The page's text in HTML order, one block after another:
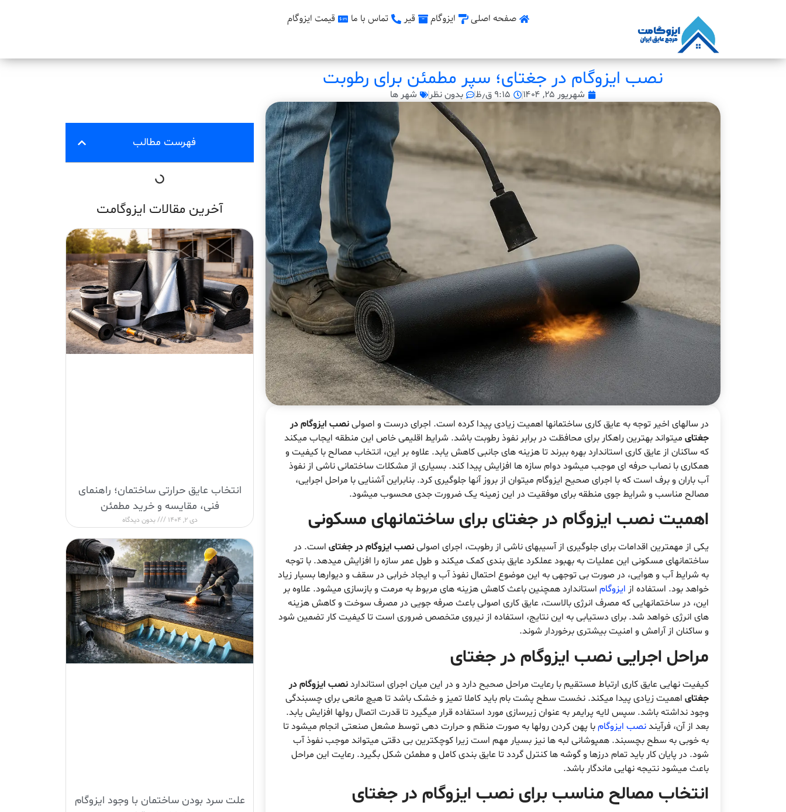
صفحه اصلی ایزوگام قیر تماس با ما قیمت ایزوگام
نصب ایزوگام در جغتای؛ سپر مطمئن برای رطوبت
شهریور ۲۵, ۱۴۰۴ ۹:۱۵ ق٫ظ بدون نظر شهر ها
در سالهای اخیر توجه به عایق کاری ساختمانها اهمیت زیادی پیدا کرده است. اجرای درست و اصولینصب ایزوگام در
جغتای میتواند بهترین راهکار برای محافظت در برابر نفوذ رطوبت باشد. شرایط اقلیمی خاص این منطقه ایجاب میکند
که ساکنان از عایق کاری استاندارد بهره ببرند تا هزینه های جانبی کاهش یابد. علاوه بر این، انتخاب مصالح با کیفیت و
همکاری با نصاب حرفه ای موجب میشود دوام سازه ها افزایش پیدا کند. بسیاری از مشکلات ساختمانی ناشی از نفوذ
آب باران و برف است که با اجرای صحیح ایزوگام میتوان از بروز آنها جلوگیری کرد. بنابراین آشنایی با مراحل اجرایی،
مصالح مناسب و شرایط جوی منطقه برای موفقیت در این زمینه یک ضرورت جدی محسوب میشود.
اهمیت نصب ایزوگام در جغتای برای ساختمانهای مسکونی
یکی از مهمترین اقدامات برای جلوگیری از آسیبهای ناشی از رطوبت، اجرای اصولینصب ایزوگام در جغتای است. در
ساختمانهای مسکونی این عملیات به بهبود عملکرد عایق بندی کمک میکند و طول عمر سازه را افزایش میدهد. با توجه
به شرایط آب و هوایی، در صورت بی توجهی به این موضوع احتمال نفوذ آب و ایجاد خرابی در سقف و دیوارها بسیار زیاد
خواهد بود. استفاده از ایزوگام استاندارد همچنین باعث کاهش هزینه های مربوط به مرمت و بازسازی میشود. علاوه بر
این، در ساختمانهایی که مصرف انرژی بالاست، عایق کاری اصولی باعث صرفه جویی در مصرف سوخت و کاهش هزینه
های انرژی خواهد شد. برای دستیابی به این نتایج، استفاده از نیروی متخصص ضروری است تا کیفیت کار تضمین شود
و ساکنان از آرامش و امنیت بیشتری برخوردار شوند.
مراحل اجرایی نصب ایزوگام در جغتای
کیفیت نهایی عایق کاری ارتباط مستقیم با رعایت مراحل صحیح دارد و در این میان اجرای استانداردنصب ایزوگام در
جغتای اهمیت زیادی پیدا میکند. نخست سطح پشت بام باید کاملا تمیز و خشک باشد تا هیچ مانعی برای چسبندگی
وجود نداشته باشد. سپس لایه پرایمر به عنوان زیرسازی مورد استفاده قرار میگیرد تا قدرت اتصال رولها افزایش یابد.
بعد از آن، فرآیندنصب ایزوگامبا پهن کردن رولها به صورت منظم و حرارت دهی توسط مشعل صنعتی انجام میشود تا
به خوبی به سطح بچسبند. همپوشانی لبه ها نیز بسیار مهم است زیرا کوچکترین بی دقتی میتواند موجب نفوذ آب
شود. در پایان کار باید تمام درزها و گوشه ها کنترل گردد تا عایق بندی کامل و مطمئن شکل بگیرد. رعایت این مراحل
باعث میشود نتیجه نهایی ماندگار باشد.
انتخاب مصالح مناسب برای نصب ایزوگام در جغتای
فهرست مطالب
آخرین مقالات ایزوگامت
انتخاب عایق حرارتی ساختمان؛ راهنمای
فنی، مقایسه و خرید مطمئن
دی 2, 1404 بدون دیدگاه
علت سرد بودن ساختمان با وجود ایزوگام